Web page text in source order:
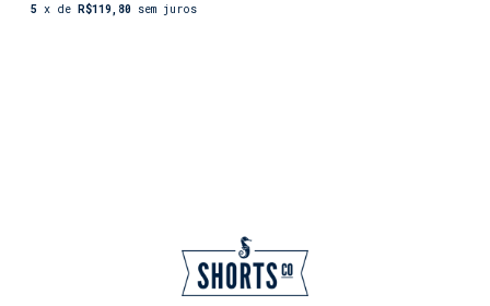
5 x de R$119,80 sem juros